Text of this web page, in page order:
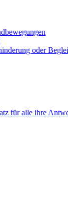
oder
für alle ihre